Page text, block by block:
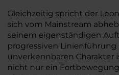
Gleichzeitig spricht der
sich vom Mainstream
seinem eigenständigen
progressiven
unverkennbaren Charakter
nicht nur ein